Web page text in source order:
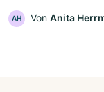
AH Von Anita